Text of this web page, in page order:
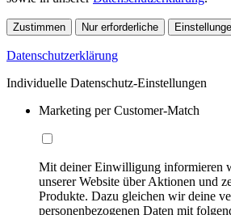
Zustimmen Nur erforderliche
Datenschutzerklärung
Individuelle Datenschutz-Einstellungen
Marketing per Customer-Match
Mit deiner Einwilligung informieren
unserer Website über Aktionen und
Produkte. Dazu gleichen wir deine
personenbezogenen Daten mit